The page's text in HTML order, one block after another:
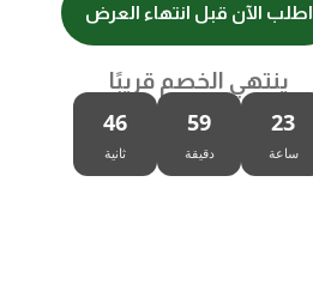
اطلب الآن قبل انتهاء العرض
ينتهي الخصم قريبًا
23
ساعة
59
دقيقة
46
ثانية